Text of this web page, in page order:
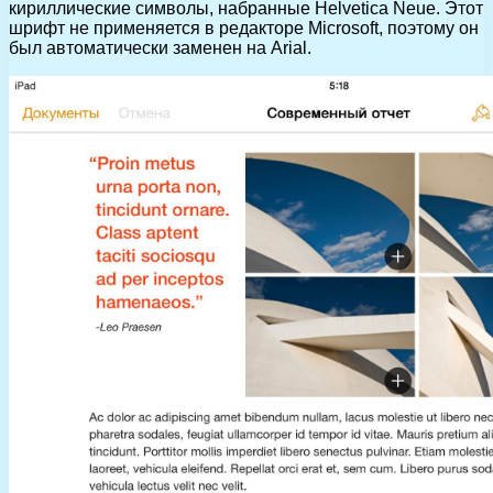
кириллические символы, набранные Helvetica Neue. Этот
шрифт не применяется в редакторе Microsoft, поэтому он
был автоматически заменен на Arial.